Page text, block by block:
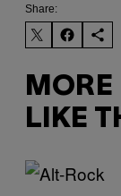
Share:
MORE
LIKE